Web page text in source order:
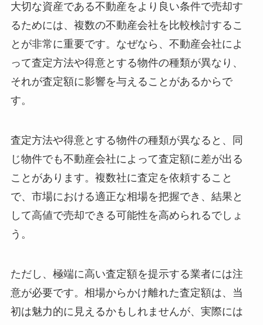
大切な資産である不動産をより良い条件で売却す
るためには、複数の不動産会社を比較検討するこ
とが非常に重要です。なぜなら、不動産会社によ
って査定方法や得意とする物件の種類が異なり、
それが査定額に影響を与えることがあるからで
す。
査定方法や得意とする物件の種類が異なると、同
じ物件でも不動産会社によって査定額に差が出る
ことがあります。複数社に査定を依頼すること
で、市場における適正な相場を把握でき、結果と
して高値で売却できる可能性を高められるでしょ
う。
ただし、極端に高い査定額を提示する業者には注
意が必要です。相場からかけ離れた査定額は、当
初は魅力的に見えるかもしれませんが、実際には